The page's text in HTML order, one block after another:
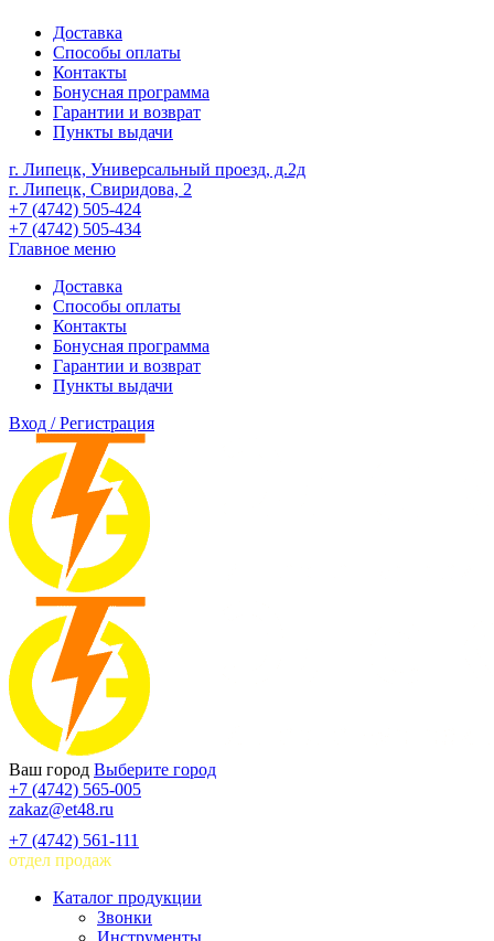
Доставка
Способы оплаты
Контакты
Бонусная программа
Гарантии и возврат
Пункты выдачи
г. Липецк, Универсальный проезд, д.2д
г. Липецк, Свиридова, 2
+7 (4742) 505-424
+7 (4742) 505-434
Главное меню
Доставка
Способы оплаты
Контакты
Бонусная программа
Гарантии и возврат
Пункты выдачи
Вход / Регистрация
Ваш город Выберите город
+7 (4742) 565-005
zakaz@et48.ru
+7 (4742) 561-111
отдел продаж
Каталог продукции
Звонки